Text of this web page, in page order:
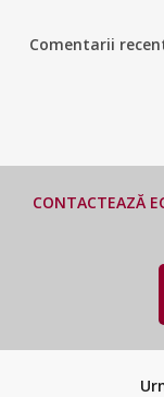
Comentarii
CONTACTEAZĂ